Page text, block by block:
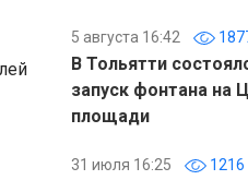
5 августа 16:42
В Тольятти
запуск фонтана на
площади
31 июля 16:25 1216